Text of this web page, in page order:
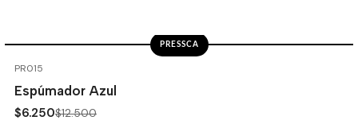
PR015
PRESSCA
Espúmador Azul
$6.250$12.500